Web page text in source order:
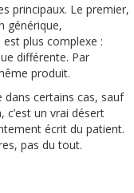
principaux. Le premier,
générique,
est plus complexe :
différente. Par
produit.
certains cas, sauf
c’est un vrai désert
écrit du patient.
pas du tout.